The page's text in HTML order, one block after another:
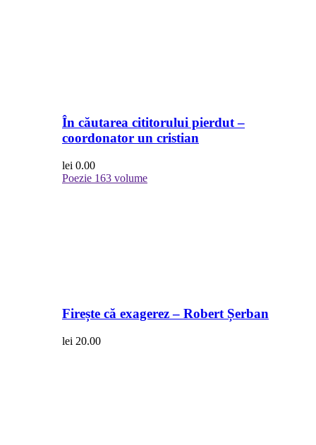
În căutarea cititorului pierdut –
coordonator un cristian
lei 0.00
Poezie 163 volume
Firește că exagerez – Robert Șerban
lei 20.00